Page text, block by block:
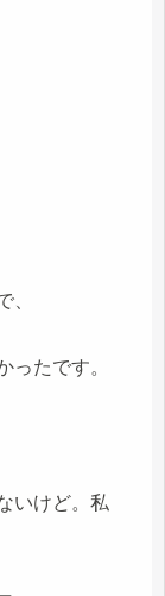
、
ったです。
いけど。私